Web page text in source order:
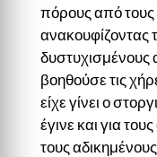
πόρους από τους
ανακουφίζοντας
δυστυχισμένους
βοηθούσε τις
είχε γίνει ο
έγινε και για
τους